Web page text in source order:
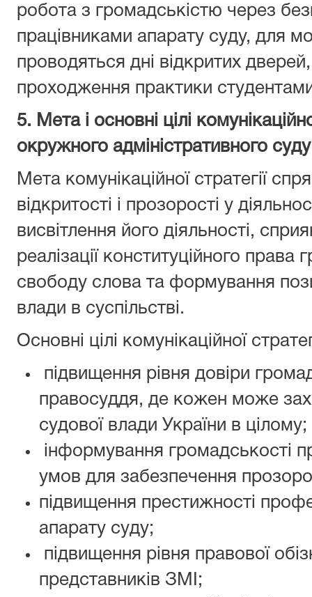
робота з громадськiстю через
працівниками апарату суду, для
проводяться дні відкритих
проходження практики
5. Мета i основні цілі
окружного адмiнiстративного суду
Мета комунікаційної стратегії
відкритості і прозорості у
висвітлення його діяльності,
реалізації конституційного
свободу слова та формування
влади в суспільстві.
Основні цілі комунікаційної
підвищення рівня довіри
правосуддя, де кожен може
судової влади України в цілому;
інформування громадськості
умов для забезпечення
підвищення престижності
апарату суду;
підвищення рівня правової
представників ЗМІ;